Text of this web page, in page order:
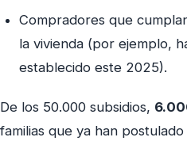
Compradores que
la vivienda (por ejemplo,
establecido este 2025).
De los 50.000 subsidios,
familias que ya han